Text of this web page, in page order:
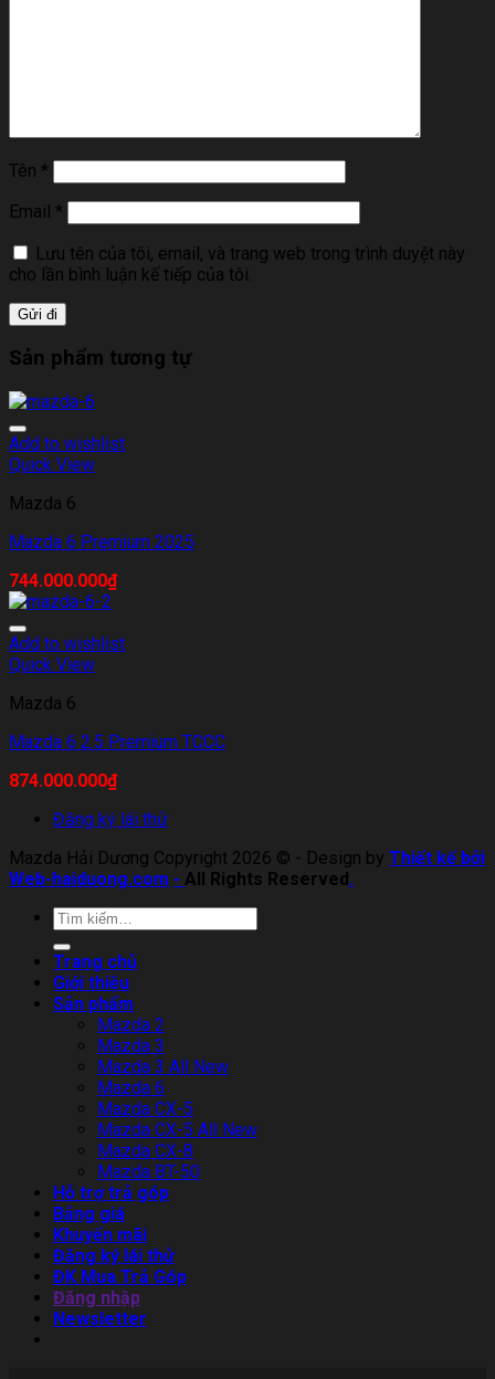
Tên *
Email *
Lưu tên của tôi, email, và trang web trong trình duyệt này
cho lần bình luận kế tiếp của tôi.
Sản phẩm tương tự
Add to wishlist
Quick View
Mazda 6
Mazda 6 Premium 2025
744.000.000₫
Add to wishlist
Quick View
Mazda 6
Mazda 6 2.5 Premium TCCC
874.000.000₫
Đăng ký lái thử
Mazda Hải Dương Copyright 2026 © - Design by Thiết kế bởi
Web-haiduong.com - All Rights Reserved .
Trang chủ
Giới thiệu
Sản phẩm
Mazda 2
Mazda 3
Mazda 3 All New
Mazda 6
Mazda CX-5
Mazda CX-5 All New
Mazda CX-8
Mazda BT-50
Hỗ trợ trả góp
Bảng giá
Khuyến mãi
Đăng ký lái thử
ĐK Mua Trả Góp
Đăng nhập
Newsletter